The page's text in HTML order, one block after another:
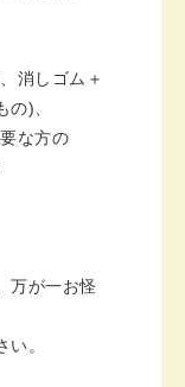
消しゴム＋
)、
な方の
万が一お怪
。